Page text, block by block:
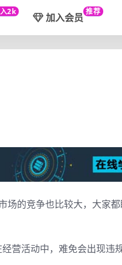
2k 加入会员 推荐
场的竞争也比较大，大家
营活动中，难免会出现违